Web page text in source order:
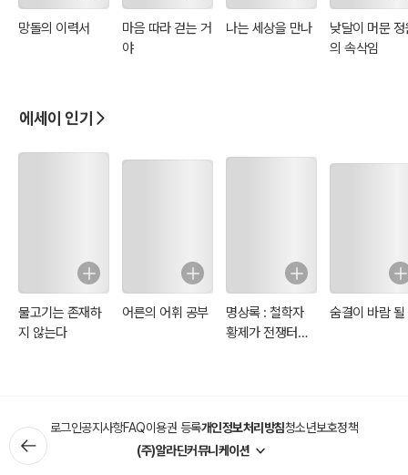
망돌의 이력서
마음 따라 걷는 거
야
나는 세상을 만나
낮달이 머문 정
의 속삭임
에세이 인기
물고기는 존재하
지 않는다
어른의 어휘 공부
명상록 : 철학자
황제가 전쟁터에
숨결이 바람 될
로그인공지사항FAQ이용권 등록개인정보처리방침청소년보호정책
(주)알라딘커뮤니케이션